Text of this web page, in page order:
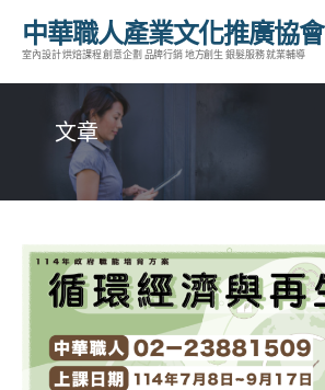
中華職人產業文化推廣協會
室內設計 烘焙課程 創意企劃 品牌行銷 地方創生 銀髮服務 就業輔導
文章